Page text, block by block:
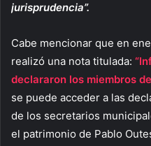
jurisprudencia”.
Cabe mencionar que en
realizó una nota titulada:
declararon los miembros
se puede acceder a las
de los secretarios
el patrimonio de Pablo